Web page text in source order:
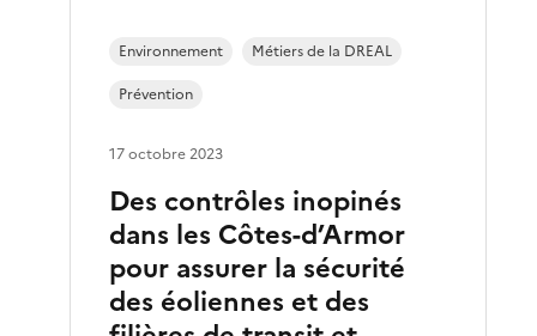
Des contrôles inopinés
dans les Côtes-d’Armor
pour assurer la sécurité
des éoliennes et des
Environnement
Métiers de la DREAL
Prévention
17 octobre 2023